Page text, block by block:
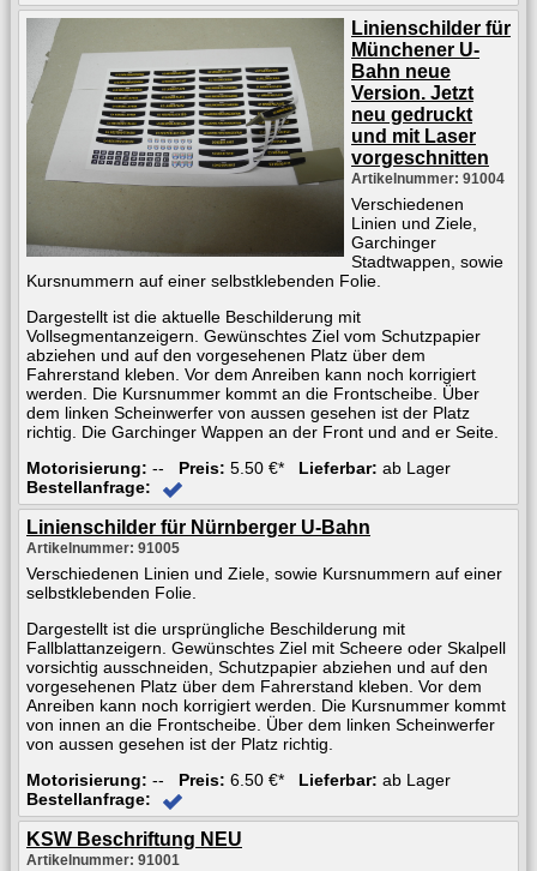
Linienschilder für
Münchener U-
Bahn neue
Version. Jetzt
neu gedruckt
und mit Laser
vorgeschnitten
Artikelnummer: 91004
Verschiedenen
Linien und Ziele,
Garchinger
Stadtwappen, sowie
Kursnummern auf einer selbstklebenden Folie.
Dargestellt ist die aktuelle Beschilderung mit
Vollsegmentanzeigern. Gewünschtes Ziel vom Schutzpapier
abziehen und auf den vorgesehenen Platz über dem
Fahrerstand kleben. Vor dem Anreiben kann noch korrigiert
werden. Die Kursnummer kommt an die Frontscheibe. Über
dem linken Scheinwerfer von aussen gesehen ist der Platz
richtig. Die Garchinger Wappen an der Front und and er Seite.
Motorisierung: -- Preis: 5.50 €* Lieferbar: ab Lager
Bestellanfrage:
Linienschilder für Nürnberger U-Bahn
Artikelnummer: 91005
Verschiedenen Linien und Ziele, sowie Kursnummern auf einer
selbstklebenden Folie.
Dargestellt ist die ursprüngliche Beschilderung mit
Fallblattanzeigern. Gewünschtes Ziel mit Scheere oder Skalpell
vorsichtig ausschneiden, Schutzpapier abziehen und auf den
vorgesehenen Platz über dem Fahrerstand kleben. Vor dem
Anreiben kann noch korrigiert werden. Die Kursnummer kommt
von innen an die Frontscheibe. Über dem linken Scheinwerfer
von aussen gesehen ist der Platz richtig.
Motorisierung: -- Preis: 6.50 €* Lieferbar: ab Lager
Bestellanfrage:
KSW Beschriftung NEU
Artikelnummer: 91001